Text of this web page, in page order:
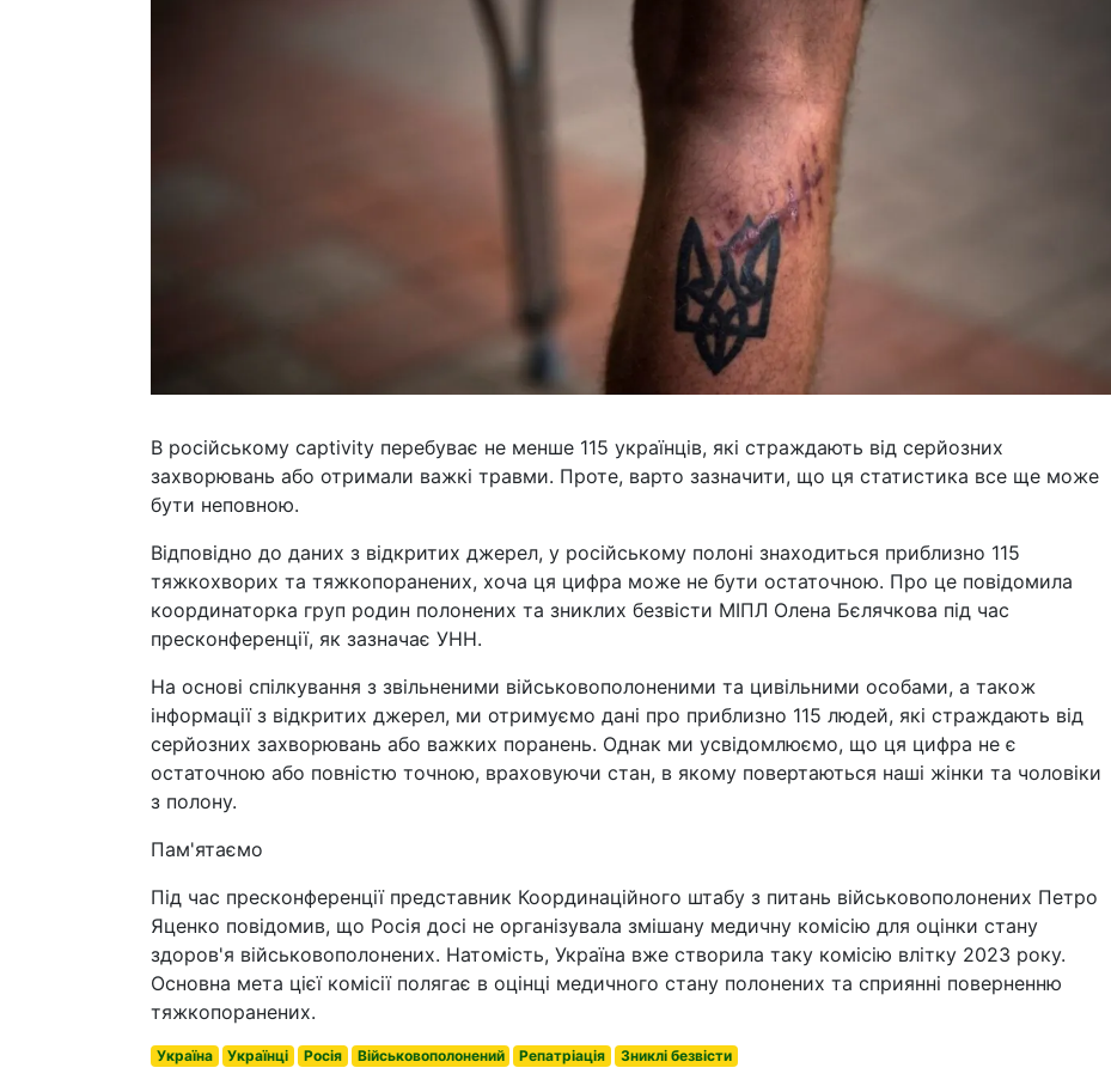
В російському captivity перебуває не менше 115 українців, які страждають від серйозних
захворювань або отримали важкі травми. Проте, варто зазначити, що ця статистика все ще може
бути неповною.
Відповідно до даних з відкритих джерел, у російському полоні знаходиться приблизно 115
тяжкохворих та тяжкопоранених, хоча ця цифра може не бути остаточною. Про це повідомила
координаторка груп родин полонених та зниклих безвісти МІПЛ Олена Бєлячкова під час
пресконференції, як зазначає УНН.
На основі спілкування з звільненими військовополоненими та цивільними особами, а також
інформації з відкритих джерел, ми отримуємо дані про приблизно 115 людей, які страждають від
серйозних захворювань або важких поранень. Однак ми усвідомлюємо, що ця цифра не є
остаточною або повністю точною, враховуючи стан, в якому повертаються наші жінки та чоловіки
з полону.
Пам'ятаємо
Під час пресконференції представник Координаційного штабу з питань військовополонених Петро
Яценко повідомив, що Росія досі не організувала змішану медичну комісію для оцінки стану
здоров'я військовополонених. Натомість, Україна вже створила таку комісію влітку 2023 року.
Основна мета цієї комісії полягає в оцінці медичного стану полонених та сприянні поверненню
тяжкопоранених.
Україна Українці Росія Військовополонений Репатріація Зниклі безвісти